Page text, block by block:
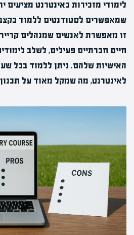
לימודי מזכירות באינטרנט מציעים
שמאפשרים לסטודנטים ללמוד
זו מאפשרת לאנשים שמנהלים
חיים חברתיים פעילים, לשלב
האישיות שלהם. ניתן ללמוד בכל
לאינטרנט, מה שמקל מאוד על